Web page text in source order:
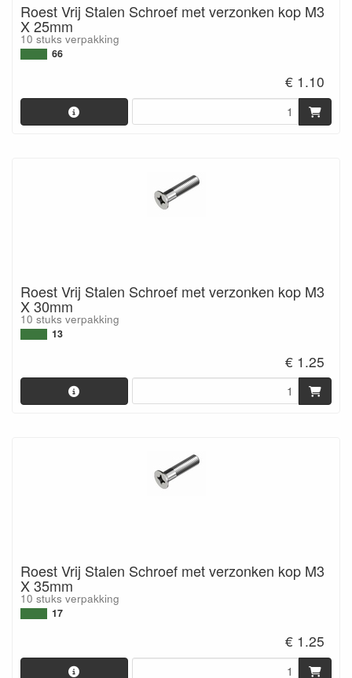
Roest Vrij Stalen Schroef met verzonken kop M3
X 25mm
10 stuks verpakking
66
€ 1.10
Roest Vrij Stalen Schroef met verzonken kop M3
X 30mm
10 stuks verpakking
13
€ 1.25
Roest Vrij Stalen Schroef met verzonken kop M3
X 35mm
10 stuks verpakking
17
€ 1.25